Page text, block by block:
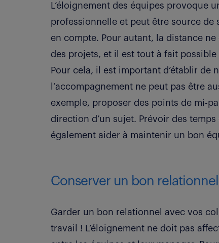
L’éloignement des équipes provoque
professionnelle et peut être source de
en compte. Pour autant, la distance
des projets, et il est tout à fait
Pour cela, il est important d’établir de
l’accompagnement ne peut pas être
exemple, proposer des points de mi-
direction d’un sujet. Prévoir des
également aider à maintenir un bon
Conserver un bon relationnel
Garder un bon relationnel avec vos
travail ! L’éloignement ne doit pas